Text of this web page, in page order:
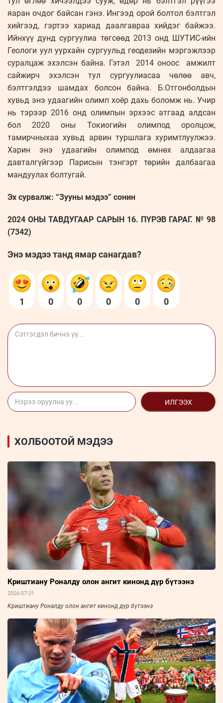
яаран очдог байсан гэнэ. Ингээд орой болтол бэлтгэл
хийгээд, гэртээ хариад даалгавраа хийдэг байжээ.
Ийнхүү дунд сургуулиа төгсөөд 2013 онд ШУТИС-ийн
Геологи уул уурхайн сургуульд геодезийн мэргэжлээр
суралцаж эхэлсэн байна. Гэтэл 2014 оноос амжилт
сайжирч эхэлсэн тул сургуулиасаа чөлөө авч,
бэлтгэлдээ шамдах болсон байна. Б.Отгонболдын
хувьд энэ удаагийн олимп хоёр дахь боломж нь. Учир
нь тэрээр 2016 онд олимпын эрхээс атгаад алдсан
бол 2020 оны Токиогийн олимпод оролцож,
тамирчныхаа хувьд арвин туршлага хуримтлуулжээ.
Харин энэ удаагийн олимпод өмнөх алдаагаа
давталгүйгээр Парисын тэнгэрт төрийн далбаагаа
мандуулах болтугай.
Эх сурвалж: “Зууны мэдээ” сонин
2024 ОНЫ ТАВДУГААР САРЫН 16. ПҮРЭВ ГАРАГ. № 98
(7342)
Энэ мэдээ танд ямар санагдав?
1 0 0 0 0 0
ИЛГЭЭХ
ХОЛБООТОЙ МЭДЭЭ
Криштиану Роналду олон ангит кинонд дүр бүтээнэ
2026-07-31
Криштиану Роналду олон ангит кинонд дүр бүтээнэ